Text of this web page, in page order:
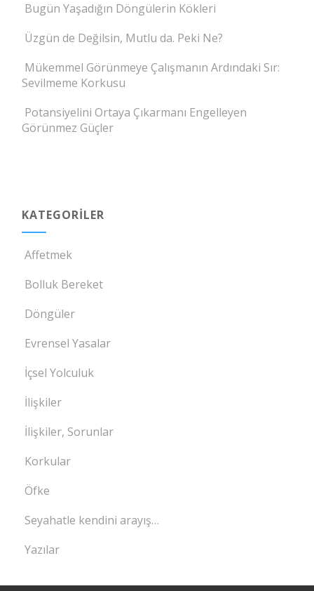
Bugün Yaşadığın Döngülerin Kökleri
Üzgün de Değilsin, Mutlu da. Peki Ne?
Mükemmel Görünmeye Çalışmanın Ardındaki Sır:
Sevilmeme Korkusu
Potansiyelini Ortaya Çıkarmanı Engelleyen
Görünmez Güçler
KATEGORILER
Affetmek
Bolluk Bereket
Döngüler
Evrensel Yasalar
İçsel Yolculuk
İlişkiler
İlişkiler, Sorunlar
Korkular
Öfke
Seyahatle kendini arayış…
Yazılar